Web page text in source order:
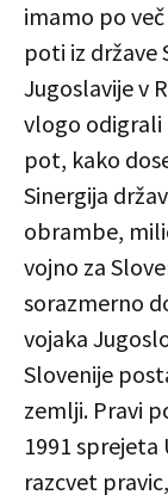
imamo po
poti iz države
Jugoslavije v
vlogo odigrali
pot, kako
Sinergija
obrambe,
vojno za
sorazmerno
vojaka
Slovenije
zemlji. Pravi
1991 sprejeta
razcvet